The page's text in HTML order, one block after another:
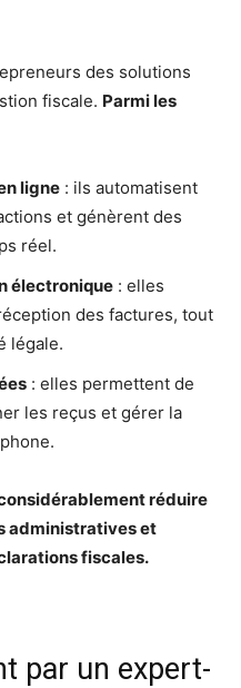
des solutions
fiscale. Parmi les
ligne : ils automatisent
et génèrent des
réel.
électronique : elles
des factures, tout
légale.
: elles permettent de
les reçus et gérer la
réduire
administratives et
fiscales.
par un expert-